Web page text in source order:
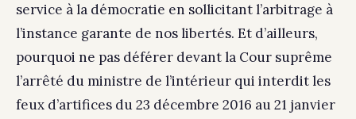
service à la démocratie en sollicitant l’arbitrage à
l’instance garante de nos libertés. Et d’ailleurs,
pourquoi ne pas déférer devant la Cour suprême
l’arrêté du ministre de l’intérieur qui interdit les
feux d’artifices du 23 décembre 2016 au 21 janvier